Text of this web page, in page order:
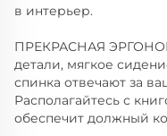
в интерьер.
ПРЕКРАСНАЯ
детали, мягкое
спинка отвечают за
Располагайтесь с
обеспечит должный